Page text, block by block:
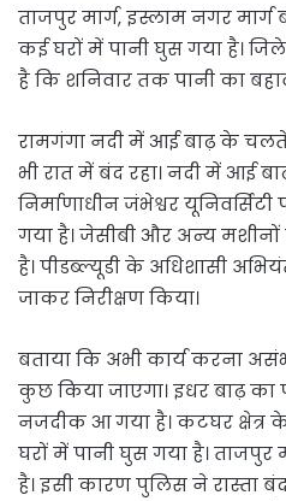
ताजपुर मार्ग, इस्लाम नगर
कई घरों में पानी घुस गया है।
है कि शनिवार तक पानी का
रामगंगा नदी में आई बाढ़ के
भी रात में बंद रहा। नदी में आई
निर्माणाधीन जंभेश्वर
गया है। जेसीबी और अन्य
है। पीडब्ल्यूडी के अधिशासी
जाकर निरीक्षण किया।
बताया कि अभी कार्य करना
कुछ किया जाएगा। इधर बाढ़ का
नजदीक आ गया है। कटघर क्षेत्र
घरों में पानी घुस गया है। ताजपुर
है। इसी कारण पुलिस ने रास्ता